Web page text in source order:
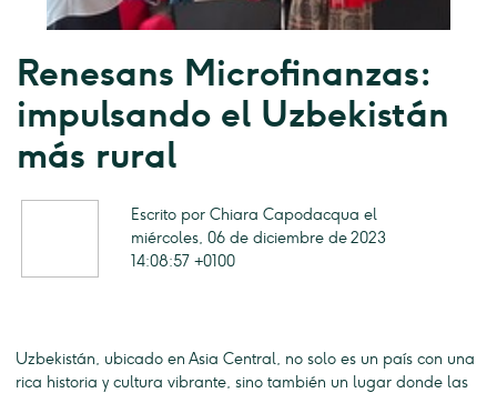
Renesans Microfinanzas:
impulsando el Uzbekistán
más rural
Escrito por Chiara Capodacqua el
miércoles, 06 de diciembre de 2023
14:08:57 +0100
Uzbekistán, ubicado en Asia Central, no solo es un país con una
rica historia y cultura vibrante, sino también un lugar donde las